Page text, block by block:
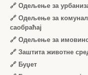
🔗 Одељење за
🔗 Одељење за
саобраћај
🔗 Одељење за
🔗 Заштита животне
🔗 Буџет